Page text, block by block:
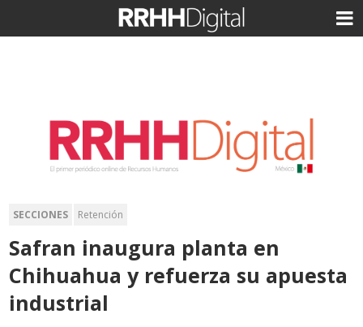
SECCIONES Retención
Safran inaugura planta en
Chihuahua y refuerza su apuesta
industrial